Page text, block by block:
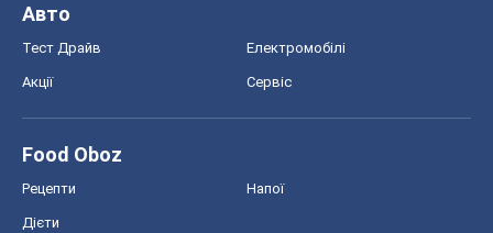
Авто
Тест Драйв Електромобілі
Акції Сервіс
Food Oboz
Рецепти Напої
Дієти